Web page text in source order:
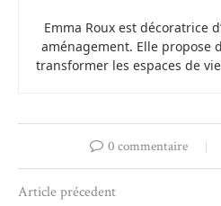
Emma Roux est décoratrice
aménagement. Elle propose
transformer les espaces de
0 commentaire
Article précedent